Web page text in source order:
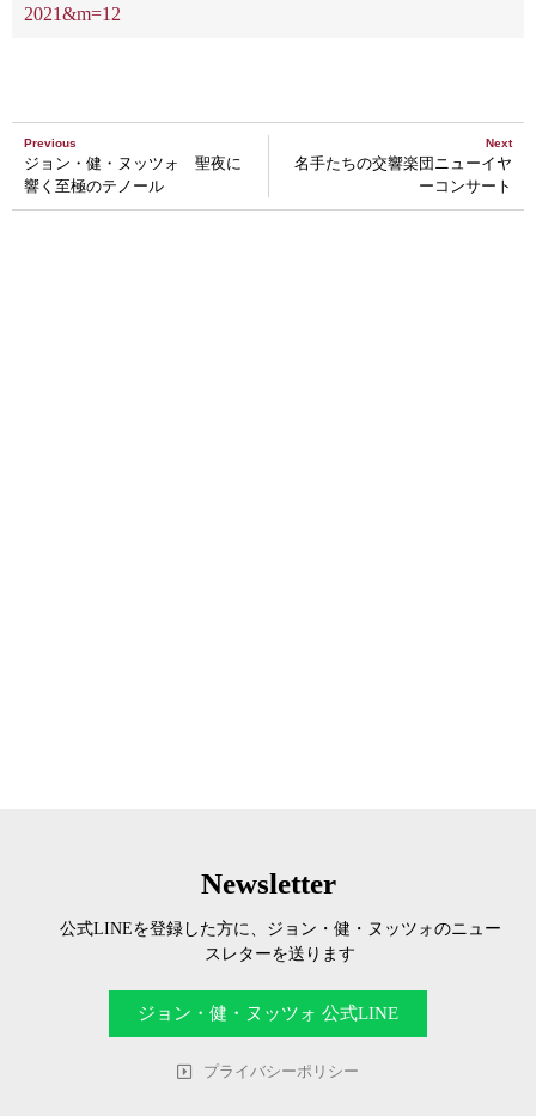
2021&m=12
Previous
ジョン・健・ヌッツォ 聖夜に
響く至極のテノール
Next
名手たちの交響楽団ニューイヤ
ーコンサート
Newsletter
公式LINEを登録した方に、ジョン・健・ヌッツォのニュー
スレターを送ります
ジョン・健・ヌッツォ 公式LINE
プライバシーポリシー